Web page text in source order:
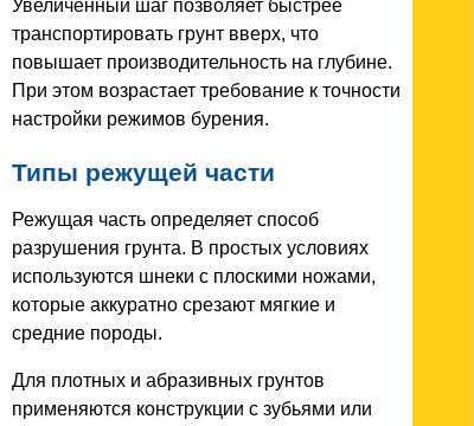
Увеличенный шаг позволяет быстрее
транспортировать грунт вверх, что
повышает производительность на глубине.
При этом возрастает требование к точности
настройки режимов бурения.
Типы режущей части
Режущая часть определяет способ
разрушения грунта. В простых условиях
используются шнеки с плоскими ножами,
которые аккуратно срезают мягкие и
средние породы.
Для плотных и абразивных грунтов
применяются конструкции с зубьями или